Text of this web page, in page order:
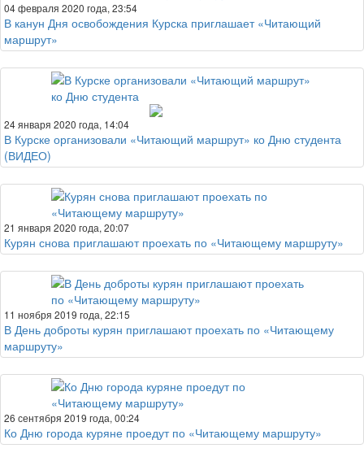
04 февраля 2020 года, 23:54
В канун Дня освобождения Курска приглашает «Читающий
маршрут»
24 января 2020 года, 14:04
В Курске организовали «Читающий маршрут» ко Дню студента
(ВИДЕО)
21 января 2020 года, 20:07
Курян снова приглашают проехать по «Читающему маршруту»
11 ноября 2019 года, 22:15
В День доброты курян приглашают проехать по «Читающему
маршруту»
26 сентября 2019 года, 00:24
Ко Дню города куряне проедут по «Читающему маршруту»